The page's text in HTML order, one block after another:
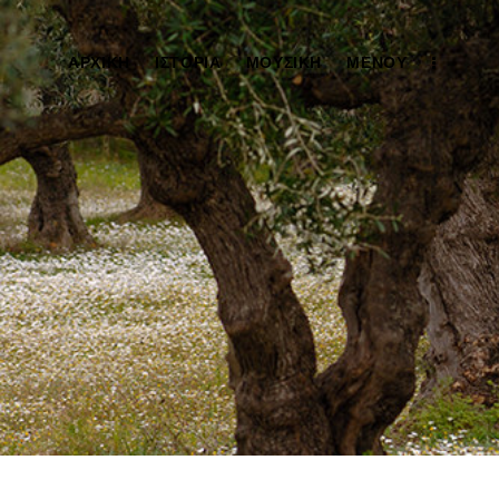
ΑΡΧΙΚΉ ΙΣΤΟΡΊΑ ΜΟΥΣΙΚΉ ΜΕΝΟΎ